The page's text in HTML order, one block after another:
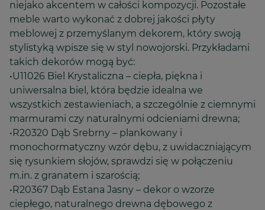
niejako akcentem w całości kompozycji. Pozostałe
meble warto wykonać z dobrej jakości płyty
meblowej z przemyślanym dekorem, który swoją
stylistyką wpisze się w styl nowojorski. Przykładami
takich dekorów mogą być:
•U11026 Biel Krystaliczna – ciepła, piękna i
uniwersalna biel, która będzie idealna we
wszystkich zestawieniach, a szczególnie z ciemnymi
marmurami czy naturalnymi odcieniami drewna;
•R20320 Dąb Srebrny – plankowany i
monochormatyczny wzór dębu, z uwidaczniającym
się rysunkiem słojów, sprawdzi się w połączeniu
m.in. z granatem i szarością;
•R20367 Dąb Estana Jasny – dekor o wzorze
ciepłego, naturalnego drewna dębowego z